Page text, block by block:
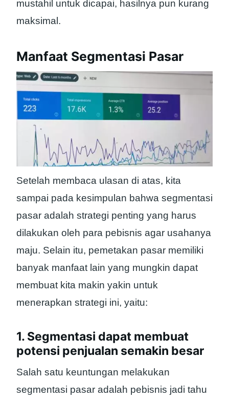
mustahil untuk dicapai, hasilnya pun kurang
maksimal.
Manfaat Segmentasi Pasar
Setelah membaca ulasan di atas, kita
sampai pada kesimpulan bahwa segmentasi
pasar adalah strategi penting yang harus
dilakukan oleh para pebisnis agar usahanya
maju. Selain itu, pemetakan pasar memiliki
banyak manfaat lain yang mungkin dapat
membuat kita makin yakin untuk
menerapkan strategi ini, yaitu:
1. Segmentasi dapat membuat
potensi penjualan semakin besar
Salah satu keuntungan melakukan
segmentasi pasar adalah pebisnis jadi tahu